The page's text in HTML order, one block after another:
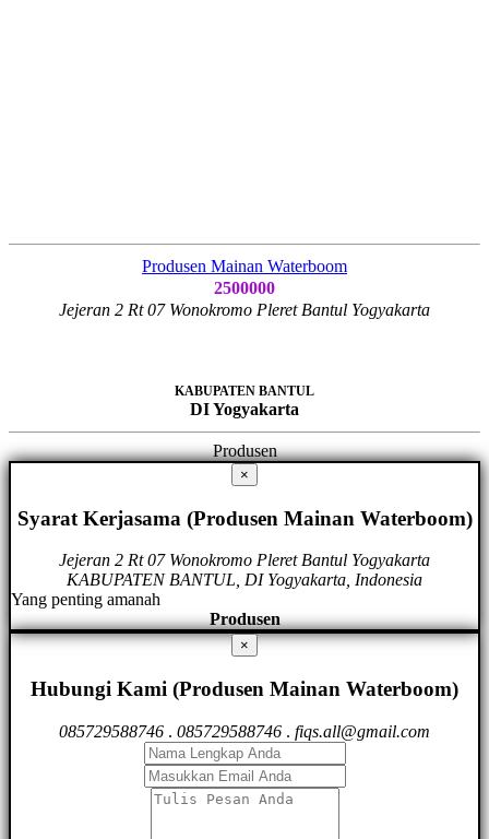
Produsen Mainan Waterboom
2500000
Jejeran 2 Rt 07 Wonokromo Pleret Bantul Yogyakarta
KABUPATEN BANTUL
DI Yogyakarta
Produsen
×
Syarat Kerjasama (Produsen Mainan Waterboom)
Jejeran 2 Rt 07 Wonokromo Pleret Bantul Yogyakarta
KABUPATEN BANTUL, DI Yogyakarta, Indonesia
Yang penting amanah
Produsen
×
Hubungi Kami (Produsen Mainan Waterboom)
085729588746 . 085729588746 . fiqs.all@gmail.com